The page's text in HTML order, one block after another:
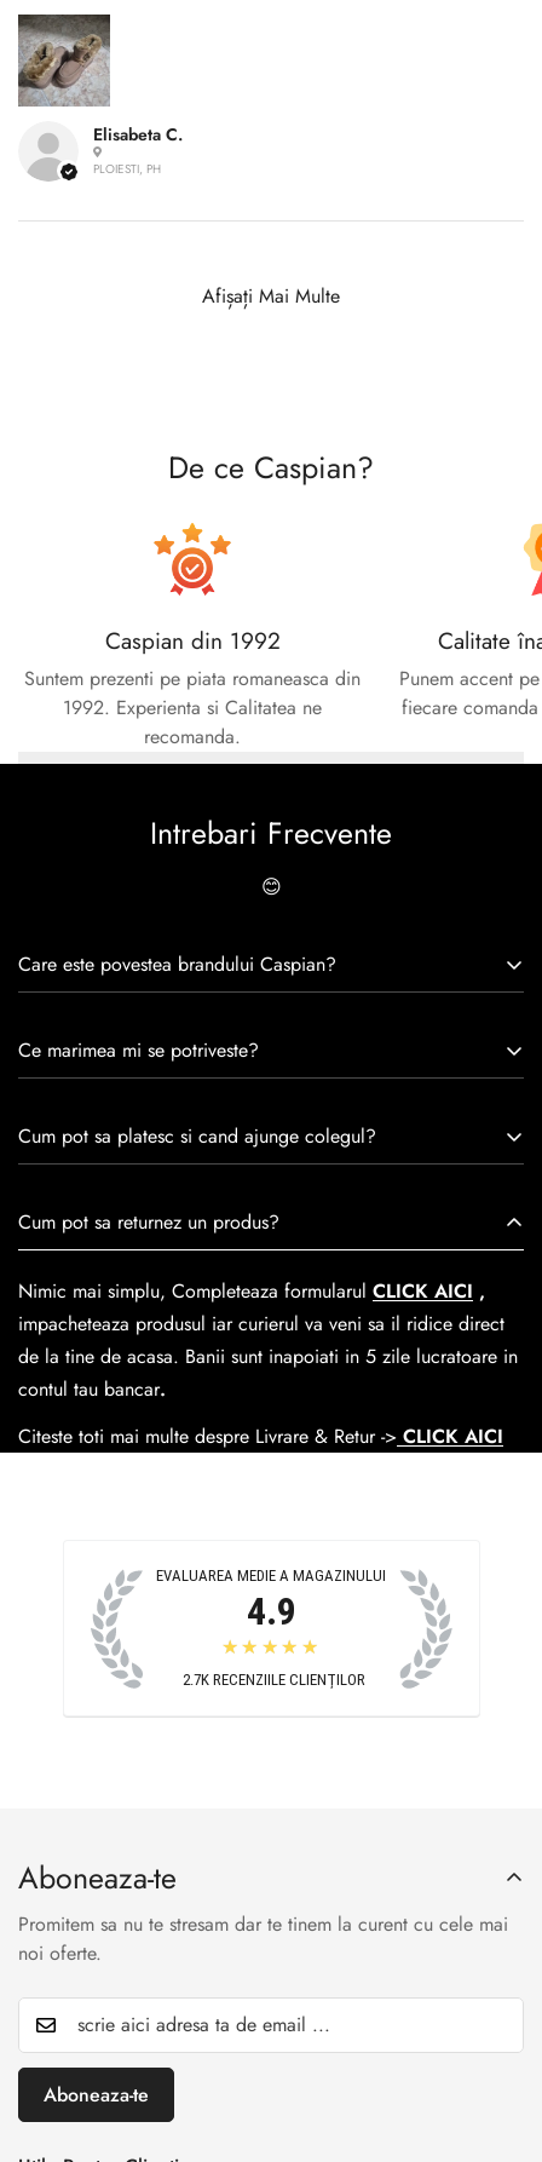
Elisabeta C.
PLOIESTI, PH
Afișați Mai Multe
De ce Caspian?
Caspian din 1992
Suntem prezenti pe piata romaneasca din
1992. Experienta si Calitatea ne
recomanda.
Calitate
Punem accent
fiecare
Intrebari Frecvente
😊
Care este povestea brandului Caspian?
experiență de peste 30 de ani în industria modei, Caspian se
satisfacția clienților.Fiecare pereche de încălțăminte Caspian
este creată cu mândrie de meșteri pricepuți, care aduc la
trecerea timpului.
Ce marimea mi se potriveste?
Cum pot sa platesc si cand ajunge colegul?
medie livrarea dureaza 1-2 zilelucratoare prin
Easybox-ul Emag.
Cosul de livrareeste 15 lei pentru o comanda mai mica de
390 lei si Gratuit pentru o comanda de peste 390 lei.
Cum pot sa returnez un produs?
Nimic mai simplu, Completeaza formularul CLICK AICI ,
impacheteaza produsul iar curierul va veni sa il ridice direct
de la tine de acasa. Banii sunt inapoiati in 5 zile lucratoare in
contul tau bancar.
Citeste toti mai multe despre Livrare & Retur -> CLICK AICI
EVALUAREA MEDIE A MAGAZINULUI
4.9
★★★★★
2.7K RECENZIILE CLIENȚILOR
Aboneaza-te
Promitem sa nu te stresam dar te tinem la curent cu cele mai
noi oferte.
Aboneaza-te